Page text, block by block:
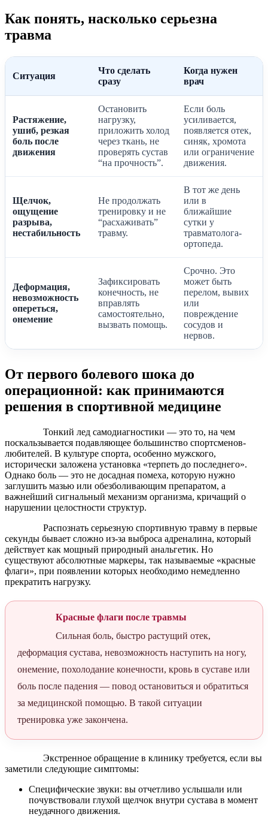
Как понять, насколько серьезна
травма
Ситуация
Что сделать
сразу
Когда нужен
врач
Растяжение,
ушиб, резкая
боль после
движения
Остановить
нагрузку,
приложить холод
через ткань, не
проверять сустав
“на прочность”.
Если боль
усиливается,
появляется отек,
синяк, хромота
или ограничение
движения.
Щелчок,
ощущение
разрыва,
нестабильность
Не продолжать
тренировку и не
“расхаживать”
травму.
В тот же день
или в
ближайшие
сутки у
травматолога-
ортопеда.
Деформация,
невозможность
опереться,
онемение
Зафиксировать
конечность, не
вправлять
самостоятельно,
вызвать помощь.
Срочно. Это
может быть
перелом, вывих
или
повреждение
сосудов и
нервов.
От первого болевого шока до
операционной: как принимаются
решения в спортивной медицине
Тонкий лед самодиагностики — это то, на чем
поскальзывается подавляющее большинство спортсменов-
любителей. В культуре спорта, особенно мужского,
исторически заложена установка «терпеть до последнего».
Однако боль — это не досадная помеха, которую нужно
заглушить мазью или обезболивающим препаратом, а
важнейший сигнальный механизм организма, кричащий о
нарушении целостности структур.
Распознать серьезную спортивную травму в первые
секунды бывает сложно из-за выброса адреналина, который
действует как мощный природный анальгетик. Но
существуют абсолютные маркеры, так называемые «красные
флаги», при появлении которых необходимо немедленно
прекратить нагрузку.
Красные флаги после травмы
Сильная боль, быстро растущий отек,
деформация сустава, невозможность наступить на ногу,
онемение, похолодание конечности, кровь в суставе или
боль после падения — повод остановиться и обратиться
за медицинской помощью. В такой ситуации
тренировка уже закончена.
Экстренное обращение в клинику требуется, если вы
заметили следующие симптомы:
Специфические звуки: вы отчетливо услышали или
почувствовали глухой щелчок внутри сустава в момент
неудачного движения.